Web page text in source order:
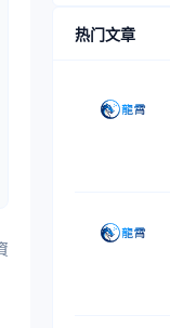
热门文章